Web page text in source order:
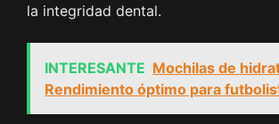
la integridad dental.
INTERESANTE Mochilas de
Rendimiento óptimo para